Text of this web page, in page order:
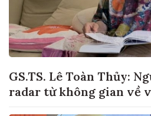
GS.TS. Lê Toàn Thủy:
radar từ không gian về